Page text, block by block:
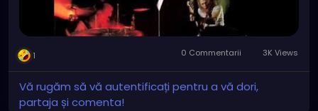
1 0 Commentarii 3K Views
Vă rugăm să vă autentificați pentru a vă dori,
partaja și comenta!